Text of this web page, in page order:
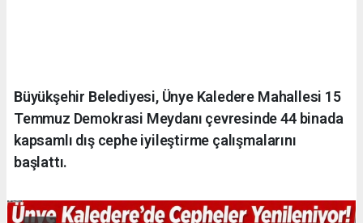
Büyükşehir Belediyesi, Ünye Kaledere Mahallesi 15
Temmuz Demokrasi Meydanı çevresinde 44 binada
kapsamlı dış cephe iyileştirme çalışmalarını
başlattı.